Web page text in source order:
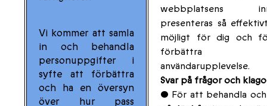
Vi kommer att samla
in och behandla
personuppgifter i
syfte att förbättra
och ha en översyn
över hur pass
webbplatsens
presenteras så
möjligt för dig och
förbättra
användarupplevelse.
Svar på frågor och
• För att behandla och